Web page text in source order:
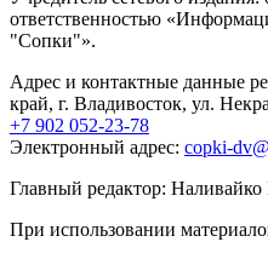
ответственностью
"Сопки"».
Адрес и контактные данные
край, г. Владивосток, ул.
+7 902 052-23-78
Электронный адрес: copki-
Главный редактор:
При использовании